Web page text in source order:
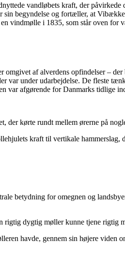
vandløbets kraft, der
begyndelse og fortæller, at
vindmølle i 1835, som står oven for
af alverdens opfindelser –
var under udarbejdelse. De fleste
var afgørende for Danmarks tidlige
der kørte rundt mellem ørerne på
kraft til vertikale
betydning for omegnen og
rigtig dygtig møller kunne tjene rigtig
havde, gennem sin højere